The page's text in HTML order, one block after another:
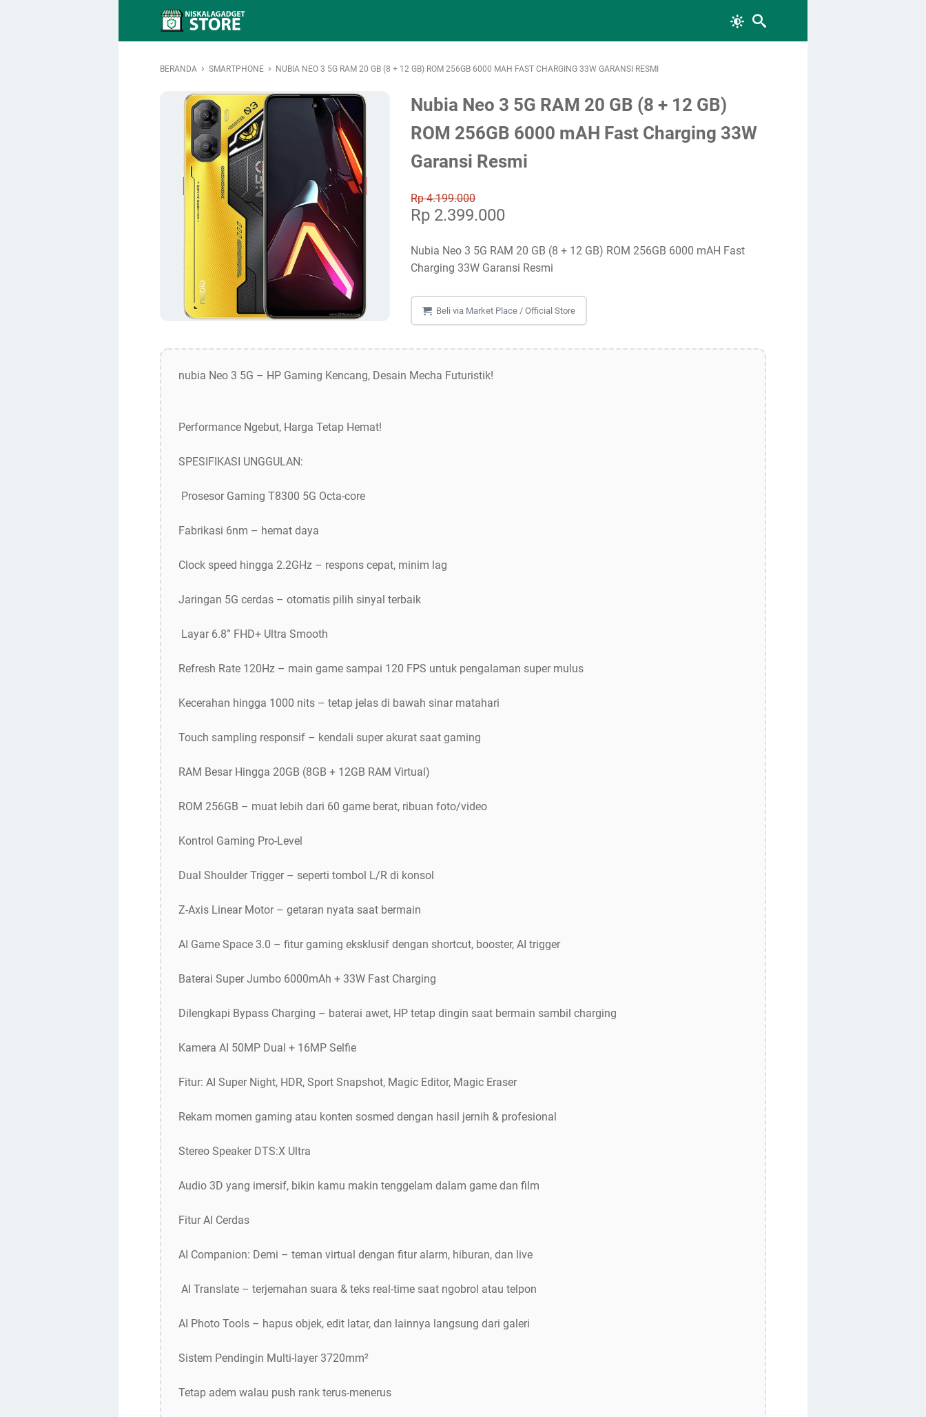
BERANDA › SMARTPHONE › NUBIA NEO 3 5G RAM 20 GB (8 + 12 GB) ROM 256GB 6000 MAH FAST CHARGING 33W GARANSI RESMI
Nubia Neo 3 5G RAM 20 GB (8 + 12 GB)
ROM 256GB 6000 mAH Fast Charging 33W
Garansi Resmi
Rp 4.199.000
Rp 2.399.000
Nubia Neo 3 5G RAM 20 GB (8 + 12 GB) ROM 256GB 6000 mAH Fast
Charging 33W Garansi Resmi
Beli via Market Place / Official Store
nubia Neo 3 5G – HP Gaming Kencang, Desain Mecha Futuristik!
Performance Ngebut, Harga Tetap Hemat!
SPESIFIKASI UNGGULAN:
️ Prosesor Gaming T8300 5G Octa-core
Fabrikasi 6nm – hemat daya
Clock speed hingga 2.2GHz – respons cepat, minim lag
Jaringan 5G cerdas – otomatis pilih sinyal terbaik
️ Layar 6.8” FHD+ Ultra Smooth
Refresh Rate 120Hz – main game sampai 120 FPS untuk pengalaman super mulus
Kecerahan hingga 1000 nits – tetap jelas di bawah sinar matahari
Touch sampling responsif – kendali super akurat saat gaming
RAM Besar Hingga 20GB (8GB + 12GB RAM Virtual)
ROM 256GB – muat lebih dari 60 game berat, ribuan foto/video
Kontrol Gaming Pro-Level
Dual Shoulder Trigger – seperti tombol L/R di konsol
Z-Axis Linear Motor – getaran nyata saat bermain
AI Game Space 3.0 – fitur gaming eksklusif dengan shortcut, booster, AI trigger
Baterai Super Jumbo 6000mAh + 33W Fast Charging
Dilengkapi Bypass Charging – baterai awet, HP tetap dingin saat bermain sambil charging
Kamera AI 50MP Dual + 16MP Selfie
Fitur: AI Super Night, HDR, Sport Snapshot, Magic Editor, Magic Eraser
Rekam momen gaming atau konten sosmed dengan hasil jernih & profesional
Stereo Speaker DTS:X Ultra
Audio 3D yang imersif, bikin kamu makin tenggelam dalam game dan film
Fitur AI Cerdas
AI Companion: Demi – teman virtual dengan fitur alarm, hiburan, dan live
️ AI Translate – terjemahan suara & teks real-time saat ngobrol atau telpon
AI Photo Tools – hapus objek, edit latar, dan lainnya langsung dari galeri
Sistem Pendingin Multi-layer 3720mm²
Tetap adem walau push rank terus-menerus